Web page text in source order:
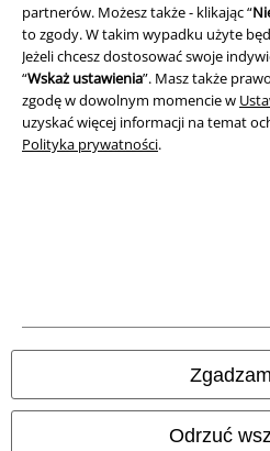
partnerów. Możesz także - klikając “
to zgody. W takim wypadku użyte
Jeżeli chcesz dostosować swoje
“Wskaż ustawienia”. Masz także
zgodę w dowolnym momencie w
uzyskać więcej informacji na temat
Polityka prywatności.
Odrzuć
Polityka prywatności
Unieszkodliwianie odpadów i
Deklaracja Zgodności
Wszystkie ceny zawierają podatek
wysyłki.
© 1986-2026 E.M.P. Merchandising